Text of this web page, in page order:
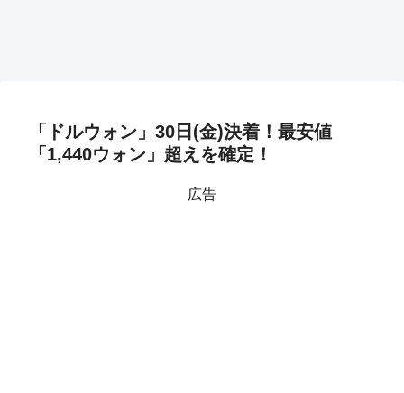
「ドルウォン」30日(金)決着！最安値
「1,440ウォン」超えを確定！
広告